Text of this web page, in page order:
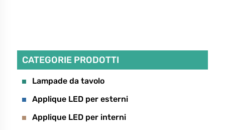
Richiedo informazioni sul prodotto:
CATEGORIE PRODOTTI
Lampade da tavolo
Applique LED per esterni
Applique LED per interni